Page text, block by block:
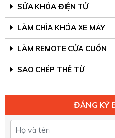
SỬA KHÓA ĐIỆN TỬ
LÀM CHÌA KHÓA XE MÁY
LÀM REMOTE CỬA CUỐN
SAO CHÉP THẺ TỪ
ĐĂNG KÝ